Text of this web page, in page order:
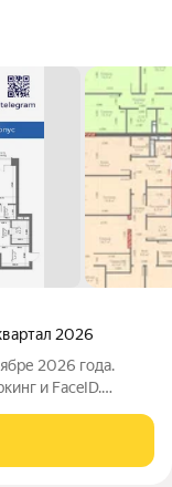
2026
2026 года.
и FaceID.
и